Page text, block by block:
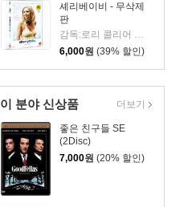
셰리베이비 - 무삭제
판
감독:로리 콜리어 배우:매기 질렌할. 브래드 윌리엄헨크
6,000원 (39% 할인)
이 분야 신상품
좋은 친구들 SE
(2Disc)
7,000원 (20% 할인)
더보기